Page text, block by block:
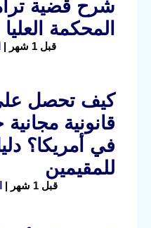
شرح قضية
المحكمة
قبل 1 شهر |
كيف تحصل
في أمريكا؟
للمقيمين
قبل 1 شهر |